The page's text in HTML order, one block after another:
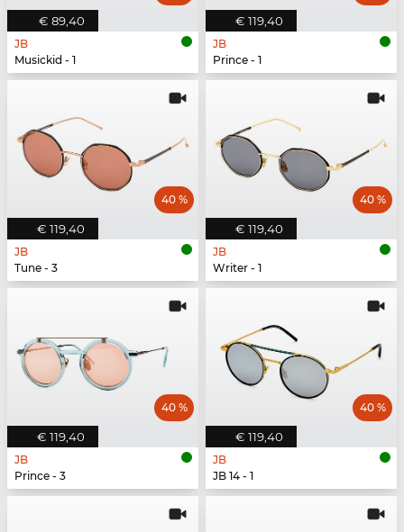
€ 89,40
JB
Musickid - 1
€ 119,40
JB
Prince - 1
€ 119,40
40 %
JB
Tune - 3
€ 119,40
40 %
JB
Writer - 1
€ 119,40
40 %
JB
Prince - 3
€ 119,40
40 %
JB
JB 14 - 1